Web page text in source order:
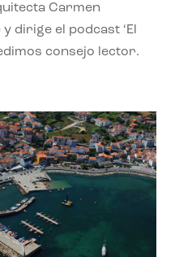
Carmen
dirige el podcast ‘El
consejo lector.